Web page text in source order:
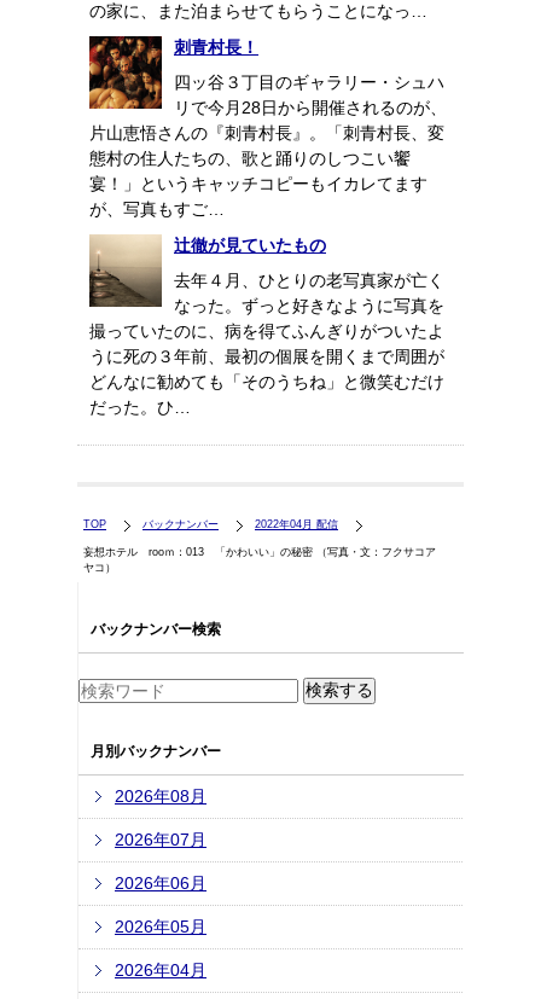
の家に、また泊まらせてもらうことになっ…
刺青村長！
四ッ谷３丁目のギャラリー・シュハ
リで今月28日から開催されるのが、
片山恵悟さんの『刺青村長』。「刺青村長、変
態村の住人たちの、歌と踊りのしつこい饗
宴！」というキャッチコピーもイカレてます
が、写真もすご…
辻徹が見ていたもの
去年４月、ひとりの老写真家が亡く
なった。ずっと好きなように写真を
撮っていたのに、病を得てふんぎりがついたよ
うに死の３年前、最初の個展を開くまで周囲が
どんなに勧めても「そのうちね」と微笑むだけ
だった。ひ…
TOP バックナンバー 2022年04月 配信
妄想ホテル rooｍ：013 「かわいい」の秘密 （写真・文：フクサコア
ヤコ）
バックナンバー検索
月別バックナンバー
2026年08月
2026年07月
2026年06月
2026年05月
2026年04月